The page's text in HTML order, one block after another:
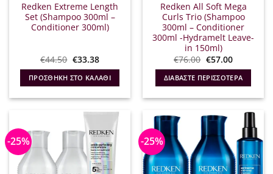
Redken Extreme Length
Set (Shampoo 300ml –
Conditioner 300ml)
€44.50 Original
price
was:
€44.50.
€33.38Η
τρέχουσα
τιμή
είναι:
€33.38.
ΠΡΟΣΘΉΚΗ ΣΤΟ ΚΑΛΆΘΙ
Redken All Soft Mega
Curls Trio (Shampoo
300ml – Conditioner
300ml -Hydramelt Leave-
in 150ml)
€76.00 Original
price
was:
€76.00.
€57.00Η
τιμή
είναι:
€57.00.
ΔΙΑΒΆΣΤΕ ΠΕΡΙΣΣΌΤΕΡΑ
-25% -25%